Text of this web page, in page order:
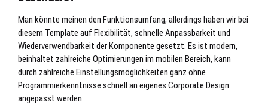
Man könnte meinen den Funktionsumfang, allerdings haben wir bei
diesem Template auf Flexibilität, schnelle Anpassbarkeit und
Wiederverwendbarkeit der Komponente gesetzt. Es ist modern,
beinhaltet zahlreiche Optimierungen im mobilen Bereich, kann
durch zahlreiche Einstellungsmöglichkeiten ganz ohne
Programmierkenntnisse schnell an eigenes Corporate Design
angepasst werden.